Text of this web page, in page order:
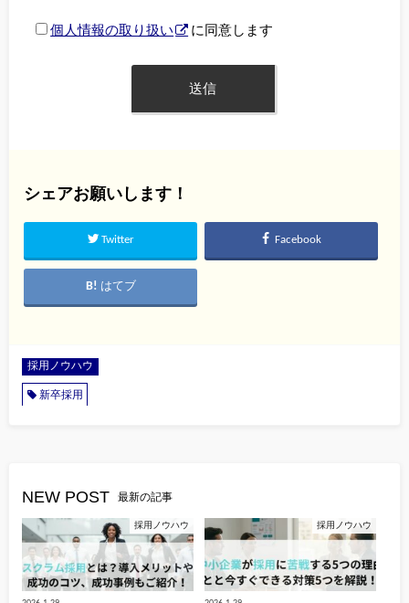
個人情報の取り扱い に同意します
シェアお願いします！
Twitter Facebook
はてブ
採用ノウハウ
新卒採用
NEW POST 最新の記事
採用ノウハウ 採用ノウハウ